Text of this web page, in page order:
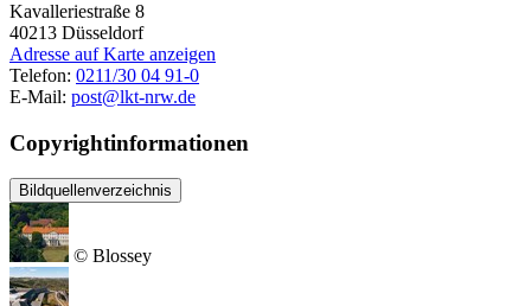
Kavalleriestraße 8
40213 Düsseldorf
Adresse auf Karte anzeigen
Telefon: 0211/30 04 91-0
E-Mail: post@lkt-nrw.de
Copyrightinformationen
Bildquellenverzeichnis
© Blossey